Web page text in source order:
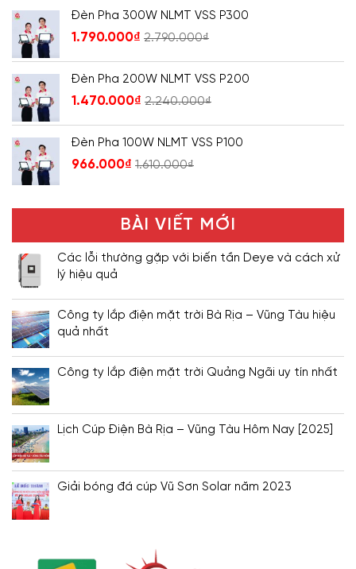
Đèn Pha 300W NLMT VSS P300
1.790.000₫ 2.790.000₫
Đèn Pha 200W NLMT VSS P200
1.470.000₫ 2.240.000₫
Đèn Pha 100W NLMT VSS P100
966.000₫ 1.610.000₫
BÀI VIẾT MỚI
Các lỗi thường gặp với biến tần Deye và cách xử
lý hiệu quả
Công ty lắp điện mặt trời Bà Rịa – Vũng Tàu hiệu
quả nhất
Công ty lắp điện mặt trời Quảng Ngãi uy tín nhất
Lịch Cúp Điện Bà Rịa – Vũng Tàu Hôm Nay [2025]
Giải bóng đá cúp Vũ Sơn Solar năm 2023